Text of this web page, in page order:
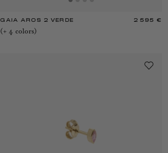
GAIA AROS 2 VERDE 2 595 €
(+4 colors)